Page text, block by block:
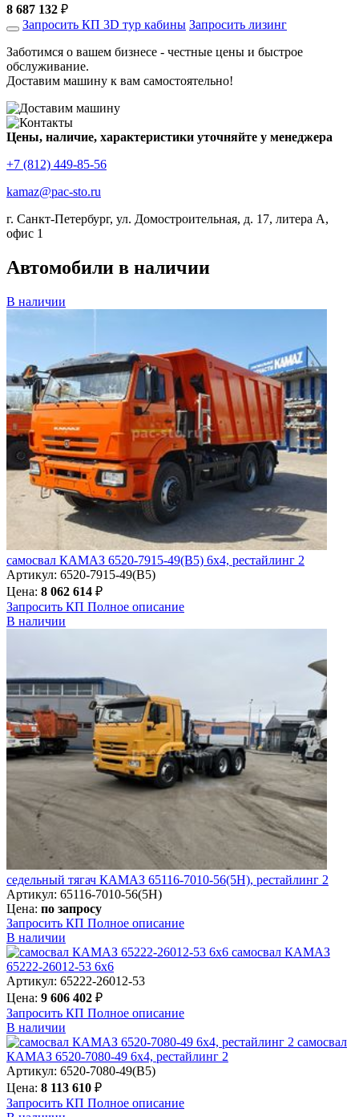
8 687 132 ₽
Запросить КП 3D тур кабины Запросить лизинг
Заботимся о вашем бизнесе - честные цены и быстрое
обслуживание.
Доставим машину к вам самостоятельно!
Цены, наличие, характеристики уточняйте у менеджера
+7 (812) 449-85-56
kamaz@pac-sto.ru
г. Санкт-Петербург, ул. Домостроительная, д. 17, литера А,
офис 1
Автомобили в наличии
В наличии
самосвал КАМАЗ 6520-7915-49(B5) 6х4, рестайлинг 2
Артикул: 6520-7915-49(B5)
Цена: 8 062 614 ₽
Запросить КП Полное описание
В наличии
седельный тягач КАМАЗ 65116-7010-56(5Н), рестайлинг 2
Артикул: 65116-7010-56(5Н)
Цена: по запросу
Запросить КП Полное описание
В наличии
самосвал КАМАЗ
65222-26012-53 6х6
Артикул: 65222-26012-53
Цена: 9 606 402 ₽
Запросить КП Полное описание
В наличии
самосвал
КАМАЗ 6520-7080-49 6х4, рестайлинг 2
Артикул: 6520-7080-49(B5)
Цена: 8 113 610 ₽
Запросить КП Полное описание